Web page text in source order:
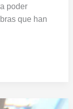
poder
que han